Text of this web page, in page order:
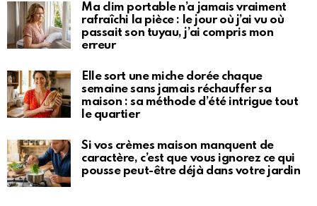
Ma clim portable n’a jamais vraiment
rafraîchi la pièce : le jour où j’ai vu où
passait son tuyau, j’ai compris mon
erreur
Elle sort une miche dorée chaque
semaine sans jamais réchauffer sa
maison : sa méthode d’été intrigue tout
le quartier
Si vos crèmes maison manquent de
caractère, c’est que vous ignorez ce qui
pousse peut-être déjà dans votre jardin